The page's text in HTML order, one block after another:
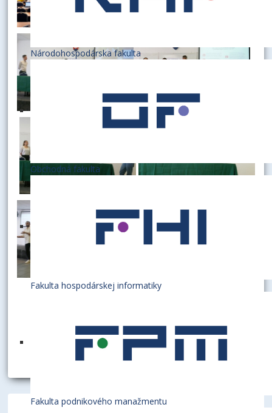
Národohospodárska fakulta
Obchodná fakulta
Fakulta hospodárskej informatiky
Fakulta podnikového manažmentu